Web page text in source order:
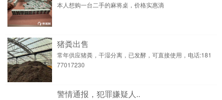
本人想购一台二手的麻将桌，价格实惠滴
猪粪出售
常年供应猪粪，干湿分离，已发酵，可直接使用，电话:181
77017230
警情通报，犯罪嫌疑人..